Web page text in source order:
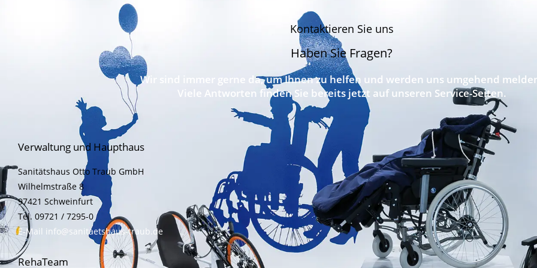
Kontaktieren Sie uns
Haben Sie Fragen?
Wir sind immer gerne da, um Ihnen zu helfen und werden uns umgehend
Viele Antworten finden Sie bereits jetzt auf unseren Service-Seiten.
Verwaltung und Haupthaus
Sanitätshaus Otto Traub GmbH
Wilhelmstraße 8
97421 Schweinfurt
Tel. 09721 / 7295-0
E-Mail info@sanitaetshaus-traub.de
RehaTeam